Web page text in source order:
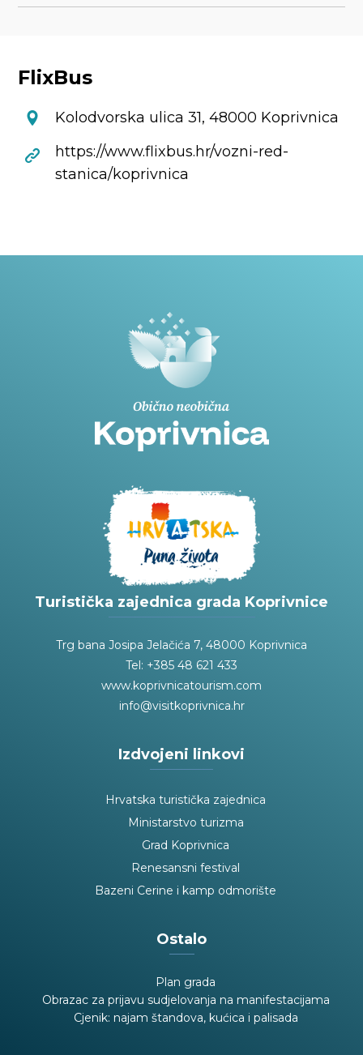
FlixBus
Kolodvorska ulica 31, 48000 Koprivnica
https://www.flixbus.hr/vozni-red-
stanica/koprivnica
Turistička zajednica grada Koprivnice
Trg bana Josipa Jelačića 7, 48000 Koprivnica
Tel: +385 48 621 433
www.koprivnicatourism.com
info@visitkoprivnica.hr
Izdvojeni linkovi
Hrvatska turistička zajednica
Ministarstvo turizma
Grad Koprivnica
Renesansni festival
Bazeni Cerine i kamp odmorište
Ostalo
Plan grada
Obrazac za prijavu sudjelovanja na manifestacijama
Cjenik: najam štandova, kućica i palisada